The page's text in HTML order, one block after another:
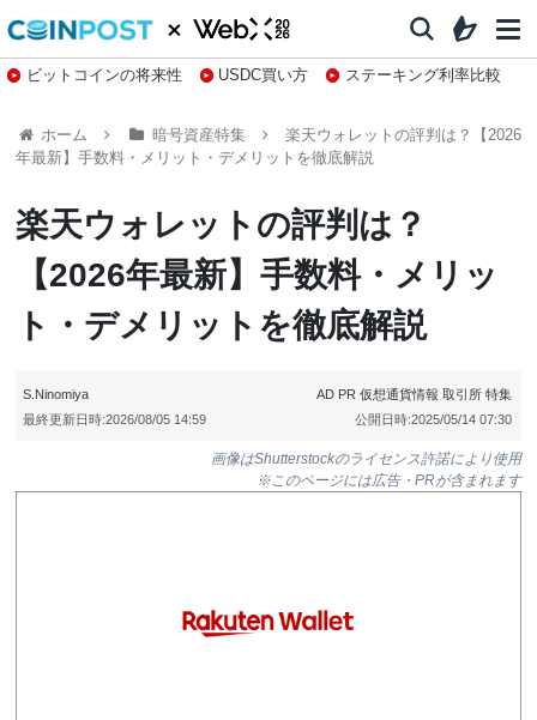
ビットコインの将来性 USDC買い方
ステーキング利率比較
ホーム
暗号資産特集
楽天ウォレットの評判は？【2026
年最新】手数料・メリット・デメリットを徹底解説
楽天ウォレットの評判は？
【2026年最新】手数料・メリッ
ト・デメリットを徹底解説
S.Ninomiya AD PR 仮想通貨情報 取引所 特集
公開日時:2025/05/14 07:30
最終更新日時:2026/08/05 14:59
画像はShutterstockのライセンス許諾により使用
※このページには広告・PRが含まれます